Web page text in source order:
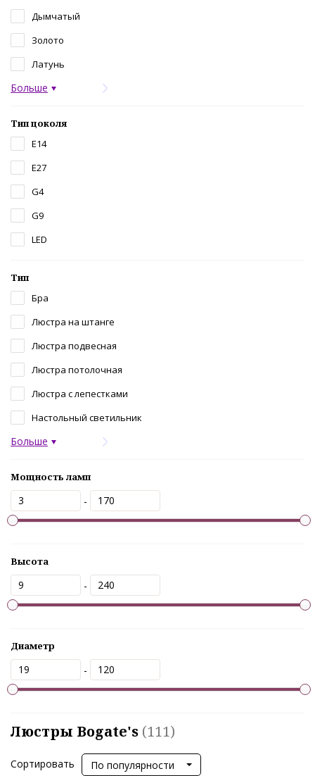
Дымчатый
Золото
Латунь
Больше
Тип цоколя
E14
E27
G4
G9
LED
Тип
Бра
Люстра на штанге
Люстра подвесная
Люстра потолочная
Люстра с лепестками
Настольный светильник
Больше
Мощность ламп
-
Высота
-
Диаметр
-
Люстры Bogate's (111)
Сортировать По популярности